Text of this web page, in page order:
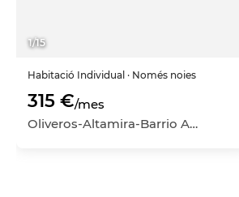
1/15
Habitació Individual · Només noies
315 €/mes
Oliveros-Altamira-Barrio Alto, Almería Capital, Almería